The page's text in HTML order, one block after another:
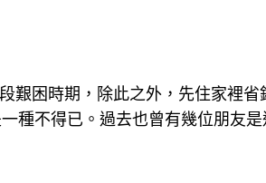
艱困時期，除此之外，先住家裡
種不得已。過去也曾有幾位朋友